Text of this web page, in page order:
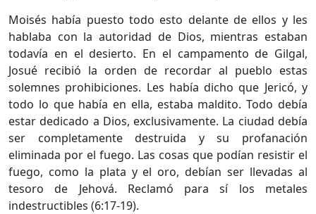
Moisés había puesto todo esto delante de ellos y les
hablaba con la autoridad de Dios, mientras estaban
todavía en el desierto. En el campamento de Gilgal,
Josué recibió la orden de recordar al pueblo estas
solemnes prohibiciones. Les había dicho que Jericó, y
todo lo que había en ella, estaba maldito. Todo debía
estar dedicado a Dios, exclusivamente. La ciudad debía
ser completamente destruida y su profanación
eliminada por el fuego. Las cosas que podían resistir el
fuego, como la plata y el oro, debían ser llevadas al
tesoro de Jehová. Reclamó para sí los metales
indestructibles (6:17-19).